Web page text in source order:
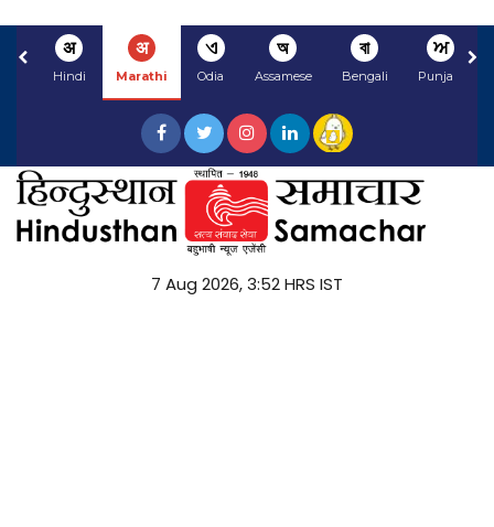
अ
Hindi
अ
Marathi
ଏ
Odia
অ
Assamese
বা
Bengali
ਅ
Punjabi
7 Aug 2026, 3:52 HRS IST